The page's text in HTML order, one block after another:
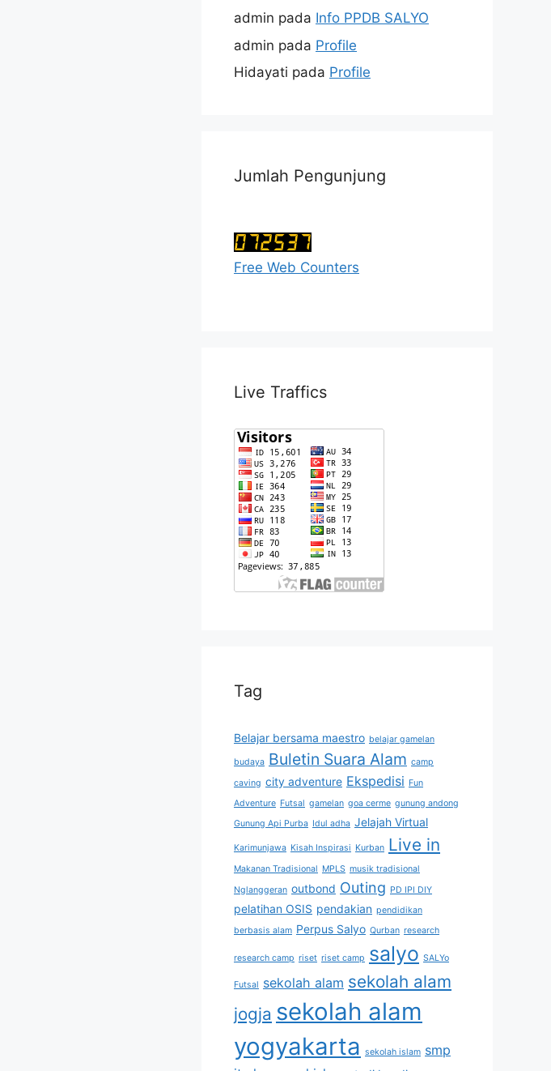
admin pada Info PPDB SALYO
admin pada Profile
Hidayati pada Profile
Jumlah Pengunjung
Free Web Counters
Live Traffics
Tag
Belajar bersama maestro belajar gamelan
budaya Buletin Suara Alam camp
caving city adventure Ekspedisi Fun
Adventure Futsal gamelan goa cerme gunung andong
Gunung Api Purba Idul adha Jelajah Virtual
Karimunjawa Kisah Inspirasi Kurban Live in
Makanan Tradisional MPLS musik tradisional
Nglanggeran outbond Outing PD IPI DIY
pelatihan OSIS pendakian pendidikan
berbasis alam Perpus Salyo Qurban research
research camp riset riset camp salyo SALYo
Futsal sekolah alam sekolah alam
jogja sekolah alam
yogyakarta sekolah islam smp